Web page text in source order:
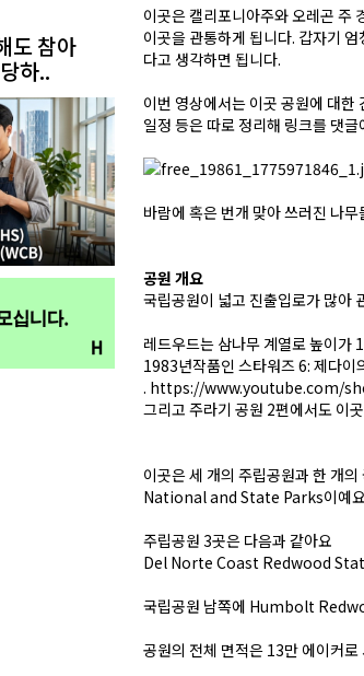
도 참아
하..
이곳은 캘리포니아주와 오레곤 주
이곳을 관통하게 됩니다. 갑자기
다고 생각하면 됩니다.
이번 영상에서는 이곳 공원에 대한
일정 등은 따로 정리해 링크를 댓
바람에 혹은 번개 맞아 쓰러진 나
공원 개요
국립공원이 넓고 진출입로가 많아
레드우드는 삼나무 계열로 높이가
1983년작품인 스타워즈 6: 제다
. https://www.youtube.com/
그리고 주라기 공원 2편에서도 이
이곳은 세 개의 주립공원과 한 개
National and State Parks이예요
주립공원 3곳은 다음과 같아요
Del Norte Coast Redwood
국립공원 남쪽에 Humbolt
공원의 전체 면적은 13만 에이커